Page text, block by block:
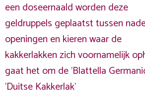
een doseernaald worden deze
geldruppels geplaatst tussen
openingen en kieren waar de
kakkerlakken zich voornamelijk
gaat het om de 'Blattella
'Duitse Kakkerlak'